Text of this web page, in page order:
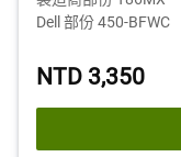
Dell 部份 450-BFWC
NTD 3,350